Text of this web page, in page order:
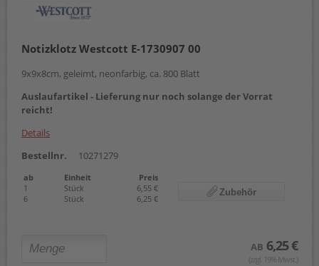
Notizklotz Westcott E-1730907 00
9x9x8cm, geleimt, neonfarbig, ca. 800 Blatt
Auslaufartikel - Lieferung nur noch solange der Vorrat
reicht!
Details
Bestellnr.
10271279
ab Einheit
Preis
1
Stück
6,55 €
6
Stück 6,25 €
Zubehör
AB 6,25 €
(zzgl. 19% Mwst.)